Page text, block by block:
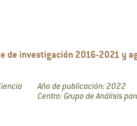
de investigación 2016-2021 y
Año de publicación: 2022
Centro: Grupo de Análisis